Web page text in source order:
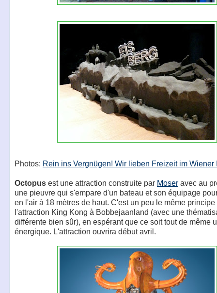
Photos: Rein ins Vergnügen! Wir lieben Freizeit im Wiener
Octopusest une attraction construite par Moseravec au
une pieuvre qui s'empare d'un bateau et son équipage
en l'air à 18 mètres de haut. C'est un peu le même principe
l'attraction King Kong à Bobbejaanland (avec une
différente bien sûr), en espérant que ce soit tout de même
énergique. L'attraction ouvrira début avril.